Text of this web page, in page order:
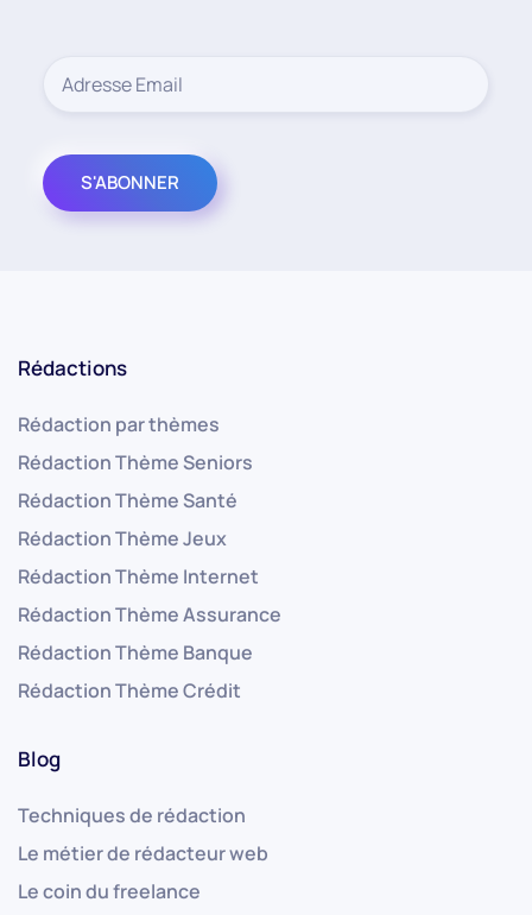
Rédactions
Rédaction par thèmes
Rédaction Thème Seniors
Rédaction Thème Santé
Rédaction Thème Jeux
Rédaction Thème Internet
Rédaction Thème Assurance
Rédaction Thème Banque
Rédaction Thème Crédit
Blog
Techniques de rédaction
Le métier de rédacteur web
Le coin du freelance